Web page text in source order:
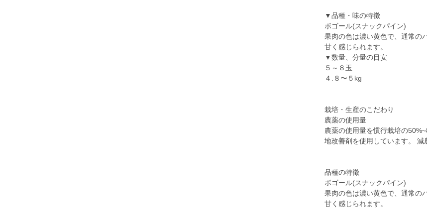
▼品種・味の特徴
ボゴール(スナックパイン)
果肉の色は濃い黄色で、通常の
甘く感じられます。
▼数量、分量の目安
５～８玉
４.８〜５kg
栽培・生産のこだわり
農薬の使用量
農薬の使用量を慣行栽培の
地改善剤を使用しています。 減
品種の特徴
ボゴール(スナックパイン)
果肉の色は濃い黄色で、通常の
甘く感じられます。